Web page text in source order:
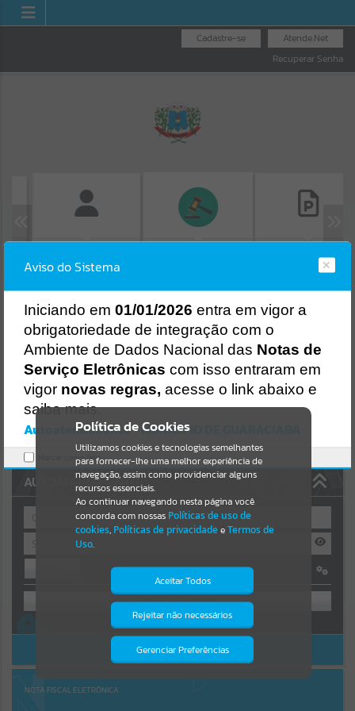
Atende.Net
Cadastre-se
Recuperar Senha
PAGAMENTO
PROTOCOLO
Resultados para""
Portais
Por favor, aguarde...
NOTÍCIAS
Por favor, aguarde...
Por favor, aguarde...
AUTOATENDIMENTO
OU
Cadastre-se|Recuperar Senha
ACESSAR SEM LOGIN
NOTA FISCAL ELETRÔNICA
Política de Cookies
Utilizamos cookies e tecnologias semelhantes
para fornecer-lhe uma melhor experiência de
navegação, assim como providenciar alguns
recursos essenciais.
Ao continuar navegando nesta página você
concorda com nossas Políticas de uso de
cookies, Políticas de privacidadeeTermos de
Uso.
Aceitar Todos
Rejeitar não necessários
Gerenciar Preferências
Isto significa que diversos recursos
providenciados poderão não estar
Aviso do Sistema
Iniciando em 01/01/2026 entra em vigor a
obrigatoriedade de integração com o
Ambiente de Dados Nacional das Notas de
Serviço Eletrônicas com isso entraram em
vigor novas regras, acesse o link abaixo e
saiba mais.
Autoatendimento - MUNICIPIO DE GUARACIABA
Marcar como lido.
Erro
SISTEMA
Gerenciamento do Sistema
CÓDIGO DA MENSAGEM:EST-000040
Ocorreu um erro de script:
Uncaught SyntaxError: Unexpected token '('
https://guaraciaba.atende.net/https:/guaraciaba.atende.net/cidadao/
pagina/licitacao-pregao-79-2019-processo-licitatorio-96-2019-
pmgba/static/bundle/wpo_index_2_base_l2_portal_editores_sync_
d9fb77cfd5741fafc9972edc7a641fea.js?v=83d4f602:47
Verificar Mais Detalhes
OK